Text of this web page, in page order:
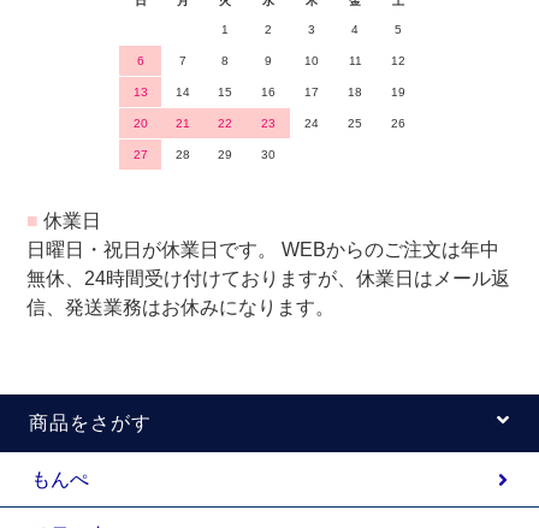
1 2 3 4 5
6 7 8 9 10 11 12
13 14 15 16 17 18 19
20 21 22 23 24 25 26
27 28 29 30
■ 休業日
日曜日・祝日が休業日です。 WEBからのご注文は年中
無休、24時間受け付けておりますが、休業日はメール返
信、発送業務はお休みになります。
商品をさがす
もんぺ